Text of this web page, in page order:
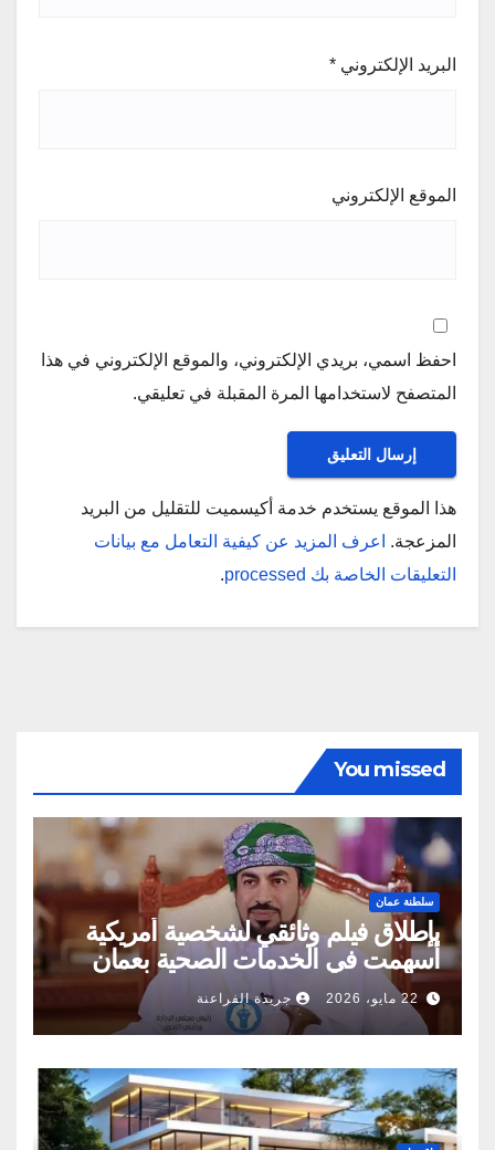
البريد الإلكتروني *
الموقع الإلكتروني
احفظ اسمي، بريدي الإلكتروني، والموقع الإلكتروني في هذا
المتصفح لاستخدامها المرة المقبلة في تعليقي.
هذا الموقع يستخدم خدمة أكيسميت للتقليل من البريد
المزعجة.
اعرف المزيد عن كيفية التعامل مع بيانات
التعليقات الخاصة بك processed
.
You missed
سلطنة عمان
بإطلاق فيلم وثائقي لشخصية أمريكية
أسهمت في الخدمات الصحية بعمان
22 مايو، 2026 جريدة الفراعنة